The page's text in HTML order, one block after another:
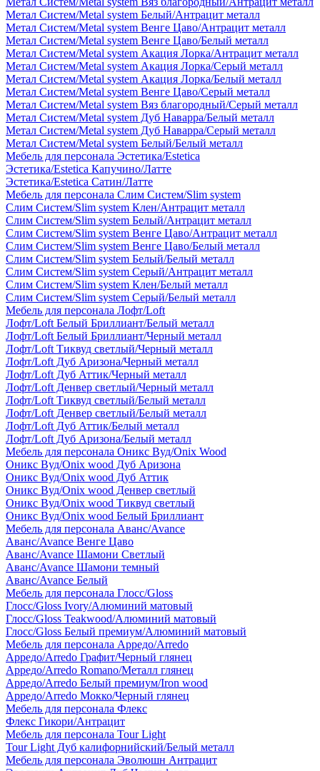
Метал Систем/Metal system Белый/Антрацит металл
Метал Систем/Metal system Венге Цаво/Антрацит металл
Метал Систем/Metal system Венге Цаво/Белый металл
Метал Систем/Metal system Акация Лорка/Антрацит металл
Метал Систем/Metal system Акация Лорка/Серый металл
Метал Систем/Metal system Акация Лорка/Белый металл
Метал Систем/Metal system Венге Цаво/Серый металл
Метал Систем/Metal system Вяз благородный/Серый металл
Метал Систем/Metal system Дуб Наварра/Белый металл
Метал Систем/Metal system Дуб Наварра/Серый металл
Метал Систем/Metal system Белый/Белый металл
Мебель для персонала Эстетика/Estetica
Эстетика/Estetica Капучино/Латте
Эстетика/Estetica Сатин/Латте
Мебель для персонала Слим Систем/Slim system
Слим Систем/Slim system Клен/Антрацит металл
Слим Систем/Slim system Белый/Антрацит металл
Слим Систем/Slim system Венге Цаво/Антрацит металл
Слим Систем/Slim system Венге Цаво/Белый металл
Слим Систем/Slim system Белый/Белый металл
Слим Систем/Slim system Серый/Антрацит металл
Слим Систем/Slim system Клен/Белый металл
Слим Систем/Slim system Серый/Белый металл
Мебель для персонала Лофт/Loft
Лофт/Loft Белый Бриллиант/Белый металл
Лофт/Loft Белый Бриллиант/Черный металл
Лофт/Loft Тиквуд светлый/Черный металл
Лофт/Loft Дуб Аризона/Черный металл
Лофт/Loft Дуб Аттик/Черный металл
Лофт/Loft Денвер светлый/Черный металл
Лофт/Loft Тиквуд светлый/Белый металл
Лофт/Loft Денвер светлый/Белый металл
Лофт/Loft Дуб Аттик/Белый металл
Лофт/Loft Дуб Аризона/Белый металл
Мебель для персонала Оникс Вуд/Onix Wood
Оникс Вуд/Onix wood Дуб Аризона
Оникс Вуд/Onix wood Дуб Аттик
Оникс Вуд/Onix wood Денвер светлый
Оникс Вуд/Onix wood Тиквуд светлый
Оникс Вуд/Onix wood Белый Бриллиант
Мебель для персонала Аванс/Avance
Аванс/Avance Венге Цаво
Аванс/Avance Шамони Светлый
Аванс/Avance Шамони темный
Аванс/Avance Белый
Мебель для персонала Глосс/Gloss
Глосс/Gloss Ivory/Алюминий матовый
Глосс/Gloss Teakwood/Алюминий матовый
Глосс/Gloss Белый премиум/Алюминий матовый
Мебель для персонала Арредо/Arredo
Арредо/Arredo Графит/Черный глянец
Арредо/Arredo Romano/Металл глянец
Арредо/Arredo Белый премиум/Iron wood
Арредо/Arredo Мокко/Черный глянец
Мебель для персонала Флекс
Флекс Гикори/Антрацит
Мебель для персонала Tour Light
Tour Light Дуб калифорнийский/Белый металл
Мебель для персонала Эволюшн Антрацит